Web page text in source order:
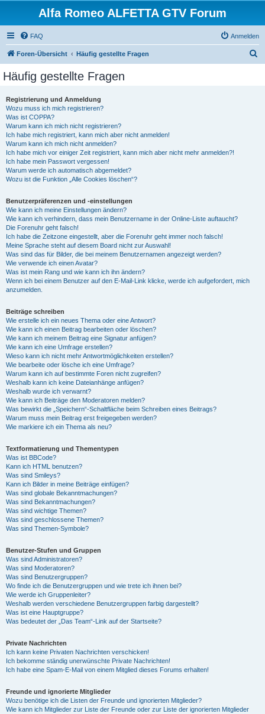
Alfa Romeo ALFETTA GTV Forum
FAQ Anmelden
Foren-Übersicht Häufig gestellte Fragen
Häufig gestellte Fragen
Registrierung und Anmeldung
Wozu muss ich mich registrieren?
Was ist COPPA?
Warum kann ich mich nicht registrieren?
Ich habe mich registriert, kann mich aber nicht anmelden!
Warum kann ich mich nicht anmelden?
Ich habe mich vor einiger Zeit registriert, kann mich aber nicht mehr anmelden?!
Ich habe mein Passwort vergessen!
Warum werde ich automatisch abgemeldet?
Wozu ist die Funktion „Alle Cookies löschen“?
Benutzerpräferenzen und -einstellungen
Wie kann ich meine Einstellungen ändern?
Wie kann ich verhindern, dass mein Benutzername in der Online-Liste auftaucht?
Die Forenuhr geht falsch!
Ich habe die Zeitzone eingestellt, aber die Forenuhr geht immer noch falsch!
Meine Sprache steht auf diesem Board nicht zur Auswahl!
Was sind das für Bilder, die bei meinem Benutzernamen angezeigt werden?
Wie verwende ich einen Avatar?
Was ist mein Rang und wie kann ich ihn ändern?
Wenn ich bei einem Benutzer auf den E-Mail-Link klicke, werde ich aufgefordert, mich
anzumelden.
Beiträge schreiben
Wie erstelle ich ein neues Thema oder eine Antwort?
Wie kann ich einen Beitrag bearbeiten oder löschen?
Wie kann ich meinem Beitrag eine Signatur anfügen?
Wie kann ich eine Umfrage erstellen?
Wieso kann ich nicht mehr Antwortmöglichkeiten erstellen?
Wie bearbeite oder lösche ich eine Umfrage?
Warum kann ich auf bestimmte Foren nicht zugreifen?
Weshalb kann ich keine Dateianhänge anfügen?
Weshalb wurde ich verwarnt?
Wie kann ich Beiträge den Moderatoren melden?
Was bewirkt die „Speichern“-Schaltfläche beim Schreiben eines Beitrags?
Warum muss mein Beitrag erst freigegeben werden?
Wie markiere ich ein Thema als neu?
Textformatierung und Thementypen
Was ist BBCode?
Kann ich HTML benutzen?
Was sind Smileys?
Kann ich Bilder in meine Beiträge einfügen?
Was sind globale Bekanntmachungen?
Was sind Bekanntmachungen?
Was sind wichtige Themen?
Was sind geschlossene Themen?
Was sind Themen-Symbole?
Benutzer-Stufen und Gruppen
Was sind Administratoren?
Was sind Moderatoren?
Was sind Benutzergruppen?
Wo finde ich die Benutzergruppen und wie trete ich ihnen bei?
Wie werde ich Gruppenleiter?
Weshalb werden verschiedene Benutzergruppen farbig dargestellt?
Was ist eine Hauptgruppe?
Was bedeutet der „Das Team“-Link auf der Startseite?
Private Nachrichten
Ich kann keine Privaten Nachrichten verschicken!
Ich bekomme ständig unerwünschte Private Nachrichten!
Ich habe eine Spam-E-Mail von einem Mitglied dieses Forums erhalten!
Freunde und ignorierte Mitglieder
Wozu benötige ich die Listen der Freunde und ignorierten Mitglieder?
Wie kann ich Mitglieder zur Liste der Freunde oder zur Liste der ignorierten Mitglieder